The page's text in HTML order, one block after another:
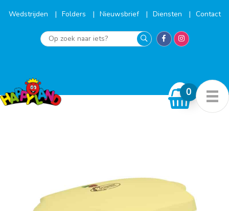
naarWedstrijden Folders Nieuwsbrief Diensten Contact
Op